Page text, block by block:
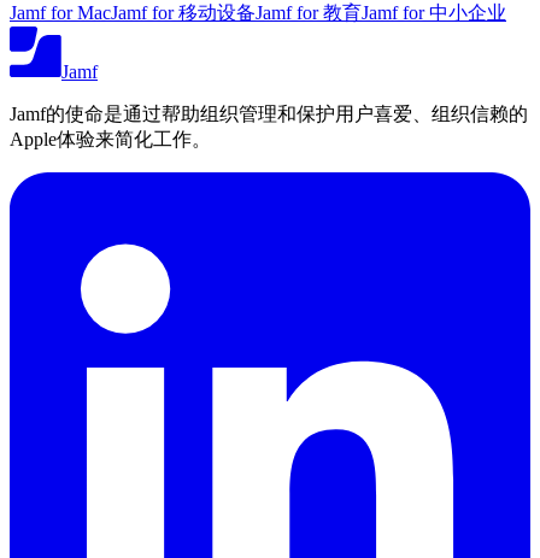
Jamf for MacJamf for 移动设备Jamf for 教育Jamf for 中小企业
Jamf
Jamf的使命是通过帮助组织管理和保护用户喜爱、组织信赖的
Apple体验来简化工作。